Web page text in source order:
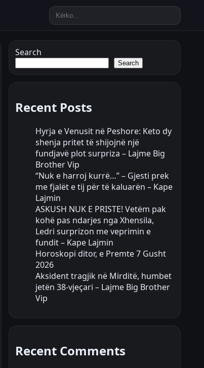
Search
Search
Recent Posts
Hyrja e Venusit në Peshore: Keto dy
shenja pritet të shijojnë një
fundjavë plot surpriza – Lajme Big
Brother Vip
“Nuk e harroj kurrë…” – Gjesti prek
me fjalët e tij për të kaluarën – Kape
Lajmin
ASKUSH NUK E PRISTE! Vetëm pak
kohë pas ndarjes nga Xhensila,
Ledri surprizon me veprimin e
fundit – Kape Lajmin
Horoskopi ditor, e Premte 7 Gusht
2026
Aksident tragjik në Mirditë, humbet
jetën 38-vjeçari – Lajme Big Brother
Vip
Recent Comments